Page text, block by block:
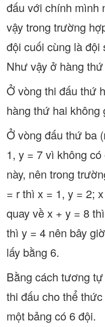
đấu với chính mình
vậy trong trường
đội cuối cùng là đội
Như vậy ở hàng
Ở vòng thi đấu thứ
hàng thứ hai không
Ở vòng đấu thứ ba
1, y = 7 vì không
này, nên trong
= r thì x = 1, y = 2;
quay về x + y = 8
thì y = 4 nên bây
lấy bằng 6.
Bằng cách tương
thi đấu cho thể
một bảng có 6 đội.